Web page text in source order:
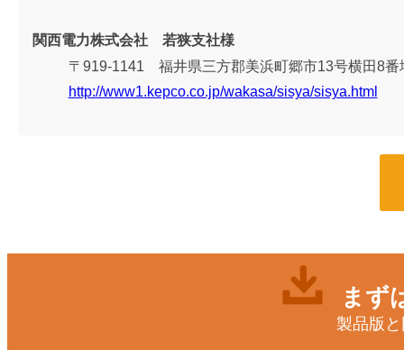
関西電力株式会社 若狭支社様
〒919-1141 福井県三方郡美浜町郷市13号横田8番
http://www1.kepco.co.jp/wakasa/sisya/sisya.html
まず
製品版